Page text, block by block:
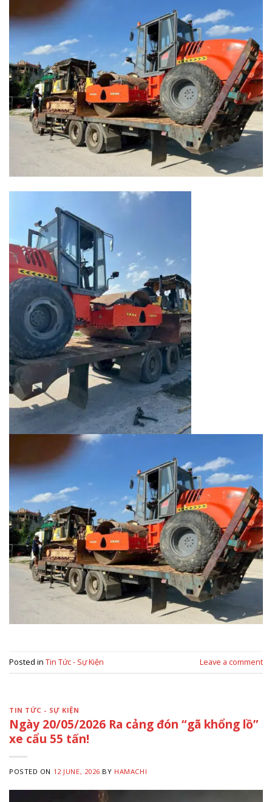
Posted in Tin Tức - Sự Kiện Leave a comment
TIN TỨC - SỰ KIỆN
Ngày 20/05/2026 Ra cảng đón “gã khổng lồ”
xe cẩu 55 tấn!
POSTED ON 12 JUNE, 2026 BY HAMACHI